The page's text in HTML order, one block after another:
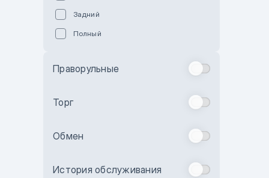
Бежевый
Комбинированный
Задний
Полный
Праворульные
Торг
Обмен
История обслуживания